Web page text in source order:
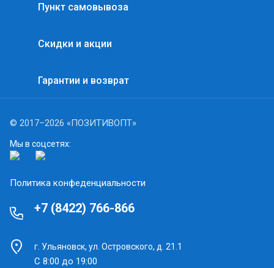
Пункт самовывоза
Скидки и акции
Гарантии и возврат
© 2017–2026 «ПОЗИТИВОПТ»
Мы в соцсетях:
Политика конфеденциальности
+7 (8422) 766-866
г. Ульяновск, ул. Островского, д. 21.1
С 8:00 до 19:00